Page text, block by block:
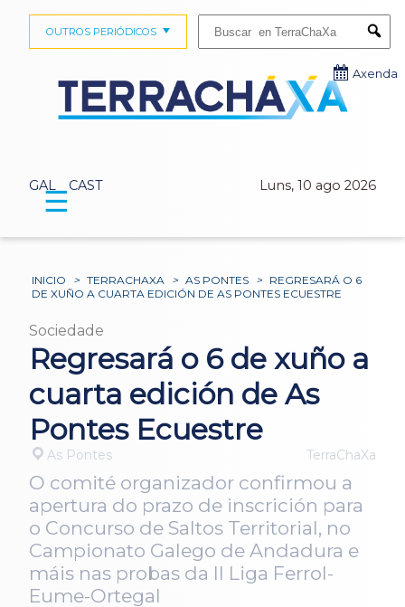
GAL CAST Luns, 10 ago 2026
OUTROS PERIÓDICOS
Axenda
☰
INICIO > TERRACHAXA > AS PONTES > REGRESARÁ O 6
DE XUÑO A CUARTA EDICIÓN DE AS PONTES ECUESTRE
Sociedade
Regresará o 6 de xuño a
cuarta edición de As
Pontes Ecuestre
As Pontes TerraChaXa
O comité organizador confirmou a
apertura do prazo de inscrición para
o Concurso de Saltos Territorial, no
Campionato Galego de Andadura e
máis nas probas da II Liga Ferrol-
Eume-Ortegal